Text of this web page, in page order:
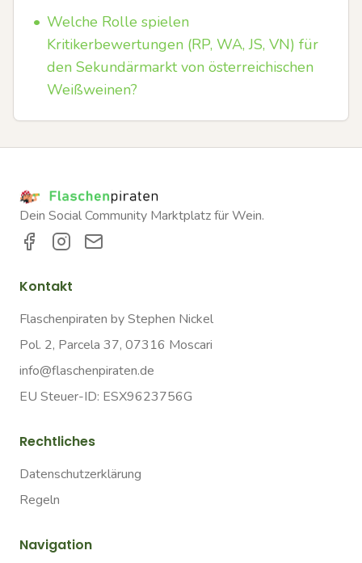
• Welche Rolle spielen
Kritikerbewertungen (RP, WA, JS, VN) für
den Sekundärmarkt von österreichischen
Weißweinen?
Dein Social Community Marktplatz für Wein.
Kontakt
Flaschenpiraten by Stephen Nickel
Pol. 2, Parcela 37, 07316 Moscari
info@flaschenpiraten.de
EU Steuer-ID: ESX9623756G
Rechtliches
Datenschutzerklärung
Regeln
Navigation